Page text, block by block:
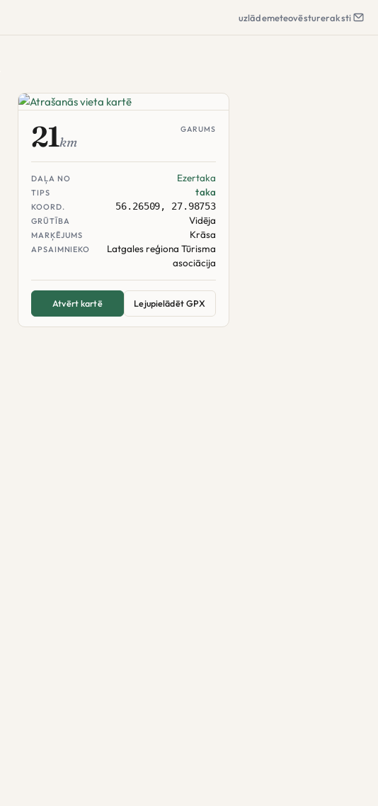
uzlādemeteovēstureraksti
21km
GARUMS
DAĻA NO Ezertaka
TIPS taka
KOORD. 56.26509, 27.98753
GRŪTĪBA Vidēja
MARĶĒJUMS Krāsa
APSAIMNIEKO
Latgales reģiona Tūrisma
asociācija
Atvērt kartē Lejupielādēt GPX